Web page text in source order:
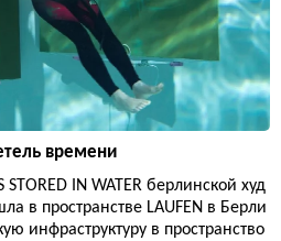
времени
STORED IN WATER берлинской худ
в пространстве LAUFEN в Берли
инфраструктуру в пространство